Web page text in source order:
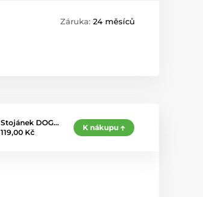
Záruka: 24 měsíců
Stojánek DOG…
119,00 Kč
K nákupu